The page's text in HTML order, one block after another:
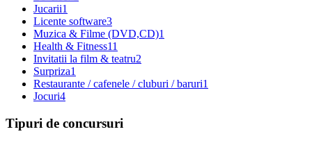
Jucarii1
Licente software3
Muzica & Filme (DVD,CD)1
Health & Fitness11
Invitatii la film & teatru2
Surpriza1
Restaurante / cafenele / cluburi / baruri1
Jocuri4
Tipuri de concursuri